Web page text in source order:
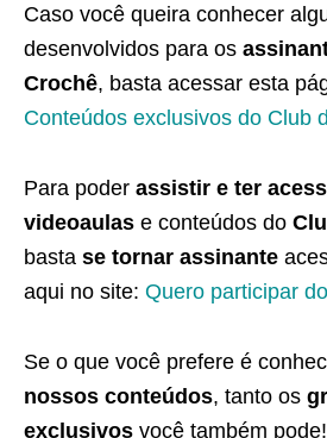
Caso você queira conhecer
desenvolvidos para os
Crochê, basta acessar esta
Conteúdos exclusivos do Club
Para poder assistir e ter
videoaulas e conteúdos do
basta se tornar assinante
aqui no site: Quero participar
Se o que você prefere é
nossos conteúdos, tanto os
exclusivos você também